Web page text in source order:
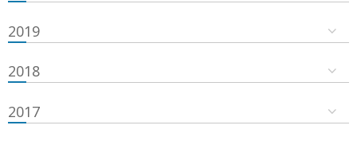
2019
2018
2017